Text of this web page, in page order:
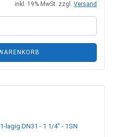
inkl. 19% MwSt. zzgl. Versand